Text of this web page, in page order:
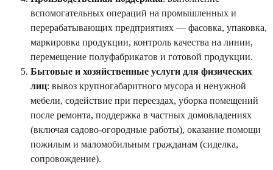
вспомогательных операций на промышленных и
перерабатывающих предприятиях — фасовка, упаковка,
маркировка продукции, контроль качества на линии,
перемещение полуфабрикатов и готовой продукции.
Бытовые и хозяйственные услуги для физических
лиц: вывоз крупногабаритного мусора и ненужной
мебели, содействие при переездах, уборка помещений
после ремонта, поддержка в частных домовладениях
(включая садово-огородные работы), оказание помощи
пожилым и маломобильным гражданам (сиделка,
сопровождение).